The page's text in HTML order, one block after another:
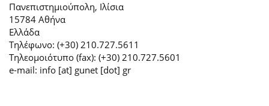
Πανεπιστημιούπολη, Ιλίσια
15784 Αθήνα
Ελλάδα
Τηλέφωνο: (+30) 210.727.5611
Τηλεομοιότυπο (fax): (+30) 210.727.5601
e-mail: info [at] gunet [dot] gr